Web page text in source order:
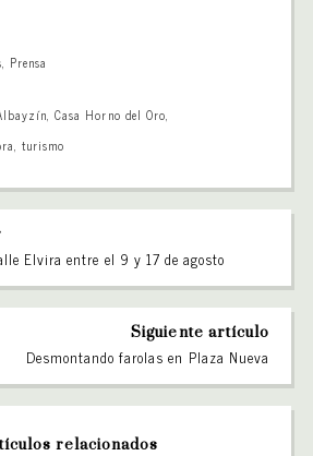
Prensa
,Casa Horno del Oro
,turismo
Elvira entre el 9 y 17 de agosto
Siguiente artículo
Desmontando farolas en Plaza Nueva
relacionados